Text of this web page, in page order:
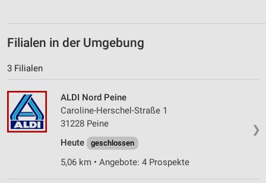
Filialen in der Umgebung
3 Filialen
❯
ALDI Nord Peine
Caroline-Herschel-Straße 1
31228 Peine
Heute
geschlossen
5,06 km • Angebote: 4 Prospekte